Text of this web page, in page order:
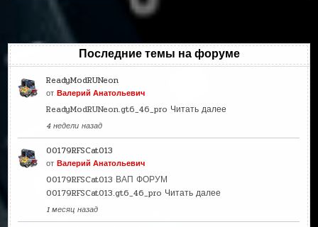
Последние темы на форуме
ReadyModRUNeon
отВалерий Анатольевич
ReadyModRUNeon.gt6_46_pro Читать далее
4 недели назад
00179RFSCat013
отВалерий Анатольевич
00179RFSCat013 ВАП ФОРУМ
00179RFSCat013.gt6_46_pro Читать далее
1 месяц назад